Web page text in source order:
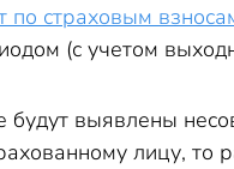
по страховым
(с учетом
будут выявлены
лицу, то